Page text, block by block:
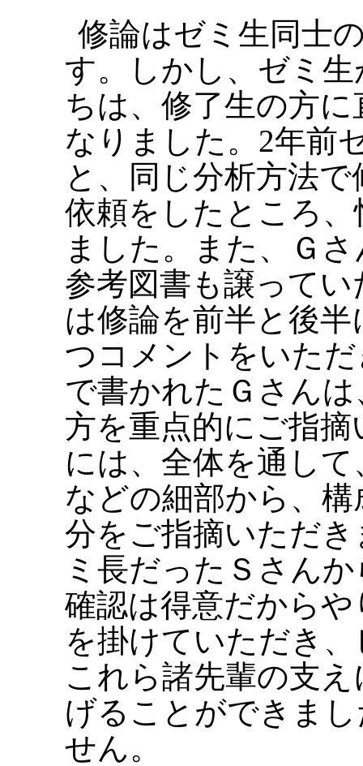
修論はゼミ生同士
す。しかし、ゼミ
ちは、修了生の方
なりました。2年前
と、同じ分析方法
依頼をしたところ
ました。また、Ｇ
参考図書も譲って
は修論を前半と後
つコメントをいた
で書かれたＧさん
方を重点的にご指
には、全体を通し
などの細部から、
分をご指摘いただ
ミ長だったＳさん
確認は得意だから
を掛けていただき
これら諸先輩の支
げることができま
せん。